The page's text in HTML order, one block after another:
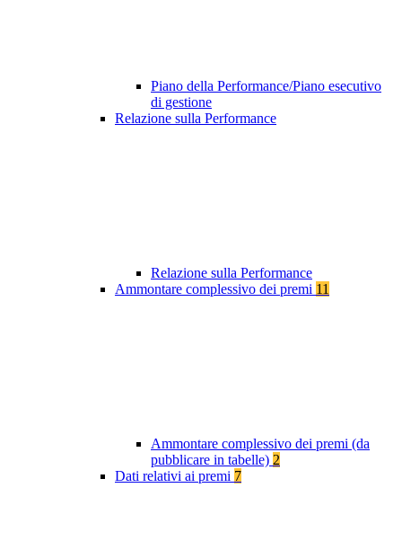
Piano della Performance/Piano esecutivo
di gestione
Relazione sulla Performance
Relazione sulla Performance
Ammontare complessivo dei premi 11
Ammontare complessivo dei premi (da
pubblicare in tabelle) 2
Dati relativi ai premi 7